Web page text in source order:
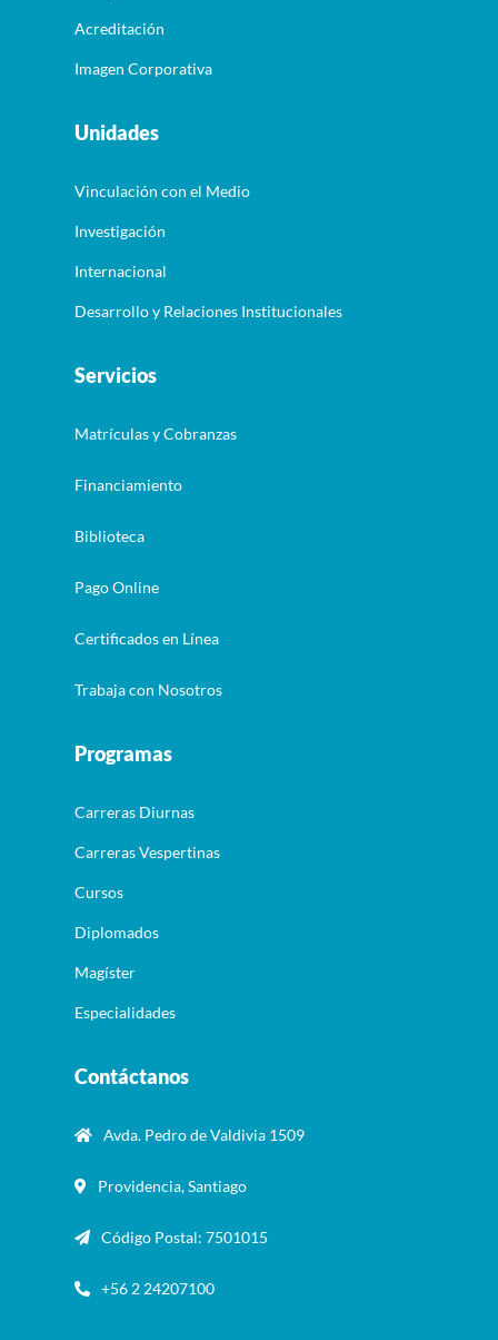
Acreditación
Imagen Corporativa
Unidades
Vinculación con el Medio
Investigación
Internacional
Desarrollo y Relaciones Institucionales
Servicios
Matrículas y Cobranzas
Financiamiento
Biblioteca
Pago Online
Certificados en Línea
Trabaja con Nosotros
Programas
Carreras Diurnas
Carreras Vespertinas
Cursos
Diplomados
Magíster
Especialidades
Contáctanos
Avda. Pedro de Valdivia 1509
Providencia, Santiago
Código Postal: 7501015
+56 2 24207100